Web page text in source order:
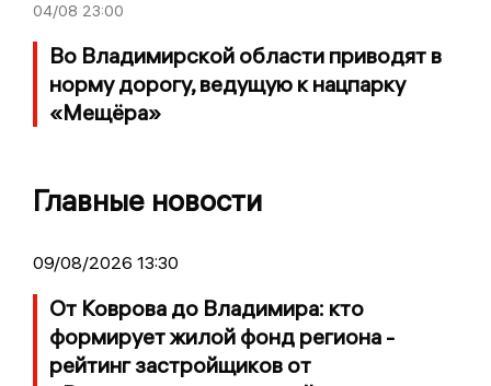
04/08 23:00
Во Владимирской области приводят в
норму дорогу, ведущую к нацпарку
«Мещёра»
Главные новости
09/08/2026 13:30
От Коврова до Владимира: кто
формирует жилой фонд региона -
рейтинг застройщиков от